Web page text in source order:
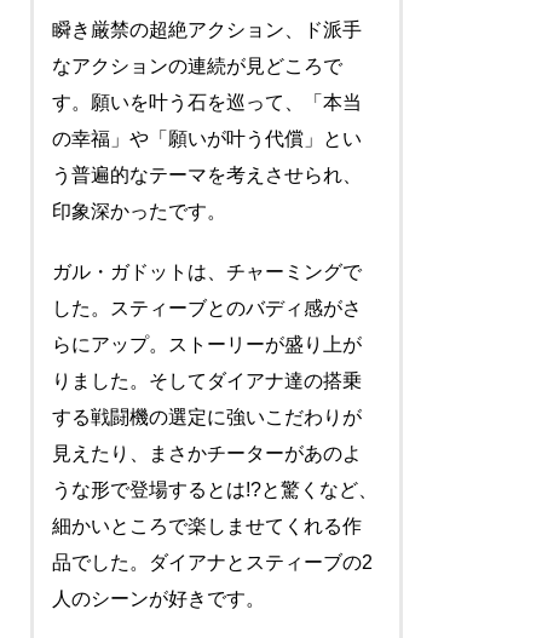
瞬き厳禁の超絶アクション、ド派手
なアクションの連続が見どころで
す。願いを叶う石を巡って、「本当
の幸福」や「願いが叶う代償」とい
う普遍的なテーマを考えさせられ、
印象深かったです。
ガル・ガドットは、チャーミングで
した。スティーブとのバディ感がさ
らにアップ。ストーリーが盛り上が
りました。そしてダイアナ達の搭乗
する戦闘機の選定に強いこだわりが
見えたり、まさかチーターがあのよ
うな形で登場するとは!?と驚くなど、
細かいところで楽しませてくれる作
品でした。ダイアナとスティーブの2
人のシーンが好きです。